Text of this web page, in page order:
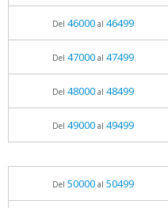
Del 46000al 46499
Del 47000al 47499
Del 48000al 48499
Del 49000al 49499
Del 50000al 50499